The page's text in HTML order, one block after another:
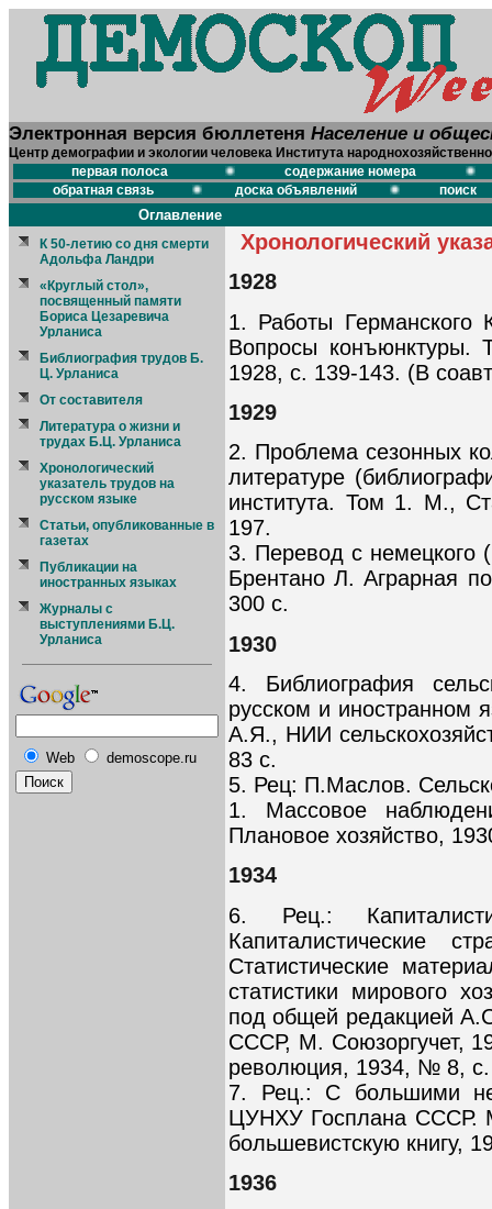
Электронная версия бюллетеня Население и
Центр демографии и экологии человека Института
первая полоса
содержание номера
обратная связь
доска объявлений поиск
Оглавление
К 50-летию со дня смерти
Адольфа Ландри
«Круглый стол»,
посвященный памяти
Бориса Цезаревича
Урланиса
Библиография трудов Б.
Ц. Урланиса
От составителя
Литература о жизни и
трудах Б.Ц. Урланиса
Хронологический
указатель трудов на
русском языке
Статьи, опубликованные в
газетах
Публикации на
иностранных языках
Журналы с
выступлениями Б.Ц.
Урланиса
Web demoscope.ru
Хронологический
1928
1. Работы Германского
Вопросы
1928, с. 139-143. (В
1929
2. Проблема сезонных
литературе
института. Том 1. М.,
197.
3. Перевод с немецкого
Брентано Л. Аграрная
300 с.
1930
4. Библиография
русском и иностранном
А.Я., НИИ
83 с.
5. Рец: П.Маслов.
1. Массовое
Плановое хозяйство,
1934
6. Рец.:
Капиталистические
Статистические
статистики мирового
под общей редакцией
СССР, М. Союзоргучет,
революция, 1934, № 8,
7. Рец.: С большими
ЦУНХУ Госплана СССР.
большевистскую книгу,
1936